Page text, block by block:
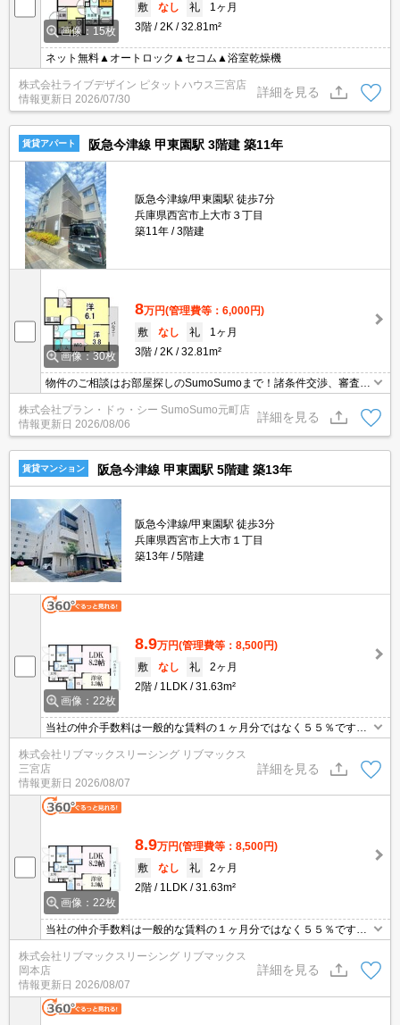
画像：15枚
敷
なし 礼
1ヶ月
3階
2K 32.81m²
ネット無料▲オートロック▲セコム▲浴室乾燥機
株式会社ライブデザイン ピタットハウス三宮店
情報更新日 2026/07/30
詳細を見る
賃貸アパート 阪急今津線 甲東園駅 3階建 築11年
阪急今津線/甲東園駅 徒歩7分
兵庫県西宮市上大市３丁目
築11年
3階建
画像：30枚
8万円(管理費等：6,000円)
敷
なし 礼
1ヶ月
3階
2K 32.81m²
物件のご相談はお部屋探しのSumoSumoまで！諸条件交渉、審査等
自信がございます！是非一度ご相談ください♪♪
株式会社プラン・ドゥ・シー SumoSumo元町店
情報更新日 2026/08/06
詳細を見る
賃貸マンション 阪急今津線 甲東園駅 5階建 築13年
阪急今津線/甲東園駅 徒歩3分
兵庫県西宮市上大市１丁目
築13年
5階建
画像：22枚
8.9万円(管理費等：8,500円)
敷
なし 礼
2ヶ月
2階
1LDK 31.63m²
当社の仲介手数料は一般的な賃料の１ヶ月分ではなく５５％です。
ット支払可能。他社掲載物件もまとめてご紹介可能です。問合せ当
日でもご対応可能。土日祝日は混み合いますのでお早めにご予約く
ださい。
株式会社リブマックスリーシング リブマックス
三宮店
情報更新日 2026/08/07
詳細を見る
画像：22枚
8.9万円(管理費等：8,500円)
敷
なし 礼
2ヶ月
2階
1LDK 31.63m²
当社の仲介手数料は一般的な賃料の１ヶ月分ではなく５５％です。
防犯・防音・耐震性に優れた鉄筋コンクリート造。初期費用クレジ
ット支払可能。他社掲載物件もまとめてご紹介可能です。問合せ当
日でもご対応可能。土日祝日は混み合いますのでお早めにご予約く
ださい。
株式会社リブマックスリーシング リブマックス
岡本店
情報更新日 2026/08/07
詳細を見る